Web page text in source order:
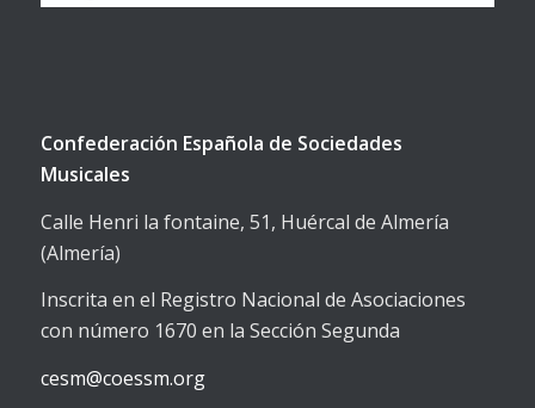
Confederación Española de Sociedades
Musicales
Calle Henri la fontaine, 51, Huércal de Almería
(Almería)
Inscrita en el Registro Nacional de Asociaciones
con número 1670 en la Sección Segunda
cesm@coessm.org